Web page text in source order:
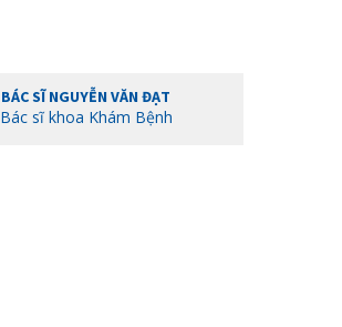
BÁC SĨ NGUYỄN VĂN ĐẠT
Bác sĩ khoa Khám Bệnh